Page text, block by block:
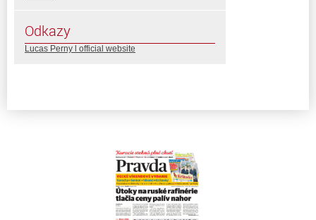
Odkazy
Lucas Perny l official website